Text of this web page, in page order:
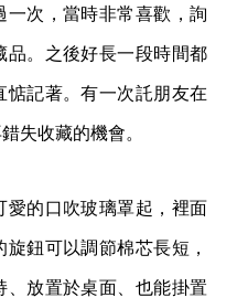
次，當時非常喜歡，詢
品。之後好長一段時間都
記著。有一次託朋友在
錯失收藏的機會。
愛的口吹玻璃罩起，裡面
鈕可以調節棉芯長短，
放置於桌面、也能掛置